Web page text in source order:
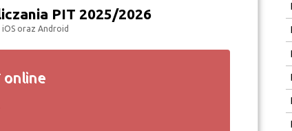
PIT 2025/2026
iOS oraz Android
online